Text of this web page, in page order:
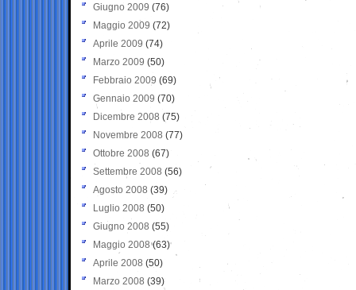
Giugno 2009 (76)
Maggio 2009 (72)
Aprile 2009 (74)
Marzo 2009 (50)
Febbraio 2009 (69)
Gennaio 2009 (70)
Dicembre 2008 (75)
Novembre 2008 (77)
Ottobre 2008 (67)
Settembre 2008 (56)
Agosto 2008 (39)
Luglio 2008 (50)
Giugno 2008 (55)
Maggio 2008(63)
Aprile 2008 (50)
Marzo 2008 (39)